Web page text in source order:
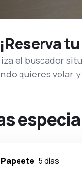
¡Reserva
el buscador
quieres volar
Papeete 5 días